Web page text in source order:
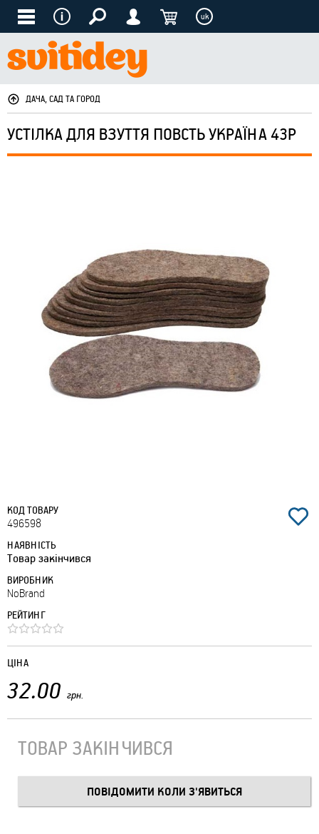
uk
ДАЧА, САД ТА ГОРОД
УСТІЛКА ДЛЯ ВЗУТТЯ ПОВСТЬ УКРАЇНА 43Р
КОД ТОВАРУ
496598
НАЯВНІСТЬ
Товар закінчився
ВИРОБНИК
NoBrand
РЕЙТИНГ
ЦІНА
32.00 грн.
ТОВАР ЗАКІНЧИВСЯ